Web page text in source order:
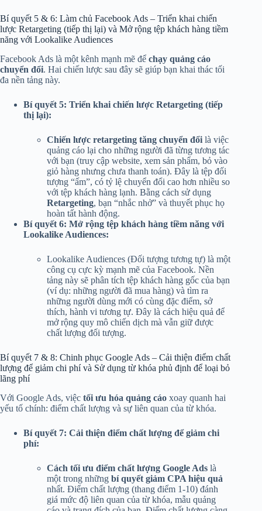
Bí quyết 5 & 6: Làm chủ Facebook Ads – Triển khai chiến
lược Retargeting (tiếp thị lại) và Mở rộng tệp khách hàng tiềm
năng với Lookalike Audiences
Facebook Ads là một kênh mạnh mẽ để chạy quảng cáo
chuyển đổi. Hai chiến lược sau đây sẽ giúp bạn khai thác tối
đa nền tảng này.
Bí quyết 5: Triển khai chiến lược Retargeting (tiếp
thị lại):
Chiến lược retargeting tăng chuyển đổi là việc
quảng cáo lại cho những người đã từng tương tác
với bạn (truy cập website, xem sản phẩm, bỏ vào
giỏ hàng nhưng chưa thanh toán). Đây là tệp đối
tượng “ấm”, có tỷ lệ chuyển đổi cao hơn nhiều so
với tệp khách hàng lạnh. Bằng cách sử dụng
Retargeting, bạn “nhắc nhở” và thuyết phục họ
hoàn tất hành động.
Bí quyết 6: Mở rộng tệp khách hàng tiềm năng với
Lookalike Audiences:
Lookalike Audiences (Đối tượng tương tự) là một
công cụ cực kỳ mạnh mẽ của Facebook. Nền
tảng này sẽ phân tích tệp khách hàng gốc của bạn
(ví dụ: những người đã mua hàng) và tìm ra
những người dùng mới có cùng đặc điểm, sở
thích, hành vi tương tự. Đây là cách hiệu quả để
mở rộng quy mô chiến dịch mà vẫn giữ được
chất lượng đối tượng.
Bí quyết 7 & 8: Chinh phục Google Ads – Cải thiện điểm chất
lượng để giảm chi phí và Sử dụng từ khóa phủ định để loại bỏ
lãng phí
Với Google Ads, việc tối ưu hóa quảng cáo xoay quanh hai
yếu tố chính: điểm chất lượng và sự liên quan của từ khóa.
Bí quyết 7: Cải thiện điểm chất lượng để giảm chi
phí:
Cách tối ưu điểm chất lượng Google Ads là
một trong những bí quyết giảm CPA hiệu quả
nhất. Điểm chất lượng (thang điểm 1-10) đánh
giá mức độ liên quan của từ khóa, mẫu quảng